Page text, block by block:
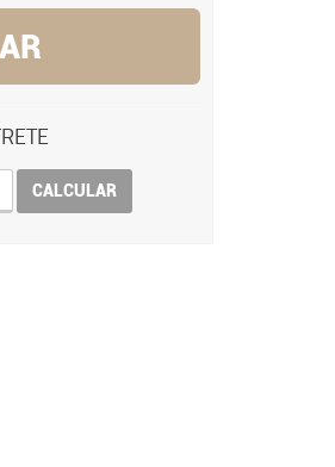
CALCULAR